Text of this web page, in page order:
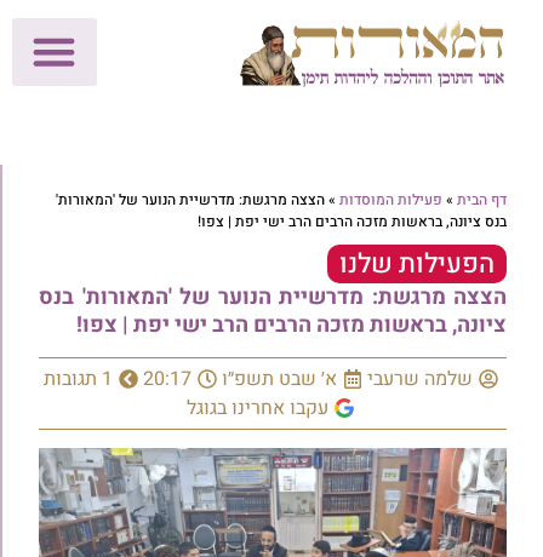
דף הבית » פעילות המוסדות »הצצה מרגשת: מדרשיית הנוער של 'המאורות'
בנס ציונה, בראשות מזכה הרבים הרב ישי יפת | צפו!
הפעילות שלנו
הצצה מרגשת: מדרשיית הנוער של 'המאורות' בנס
ציונה, בראשות מזכה הרבים הרב ישי יפת | צפו!
שלמה שרעבי א׳ שבט תשפ״ו 20:17
1 תגובות
עקבו אחרינו בגוגל